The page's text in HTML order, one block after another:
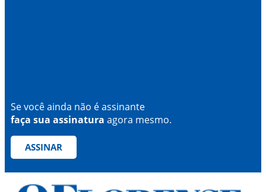
Se você ainda não é assinante
faça sua assinatura agora mesmo.
ASSINAR